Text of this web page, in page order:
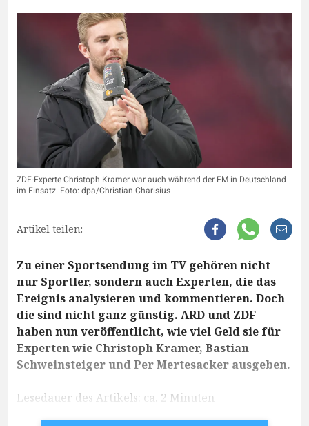
ZDF-Experte Christoph Kramer war auch während der EM in Deutschland
im Einsatz. Foto: dpa/Christian Charisius
Artikel teilen:
Zu einer Sportsendung im TV gehören nicht
nur Sportler, sondern auch Experten, die das
Ereignis analysieren und kommentieren. Doch
die sind nicht ganz günstig. ARD und ZDF
haben nun veröffentlicht, wie viel Geld sie für
Experten wie Christoph Kramer, Bastian
Schweinsteiger und Per Mertesacker ausgeben.
Lesedauer des Artikels: ca. 2 Minuten